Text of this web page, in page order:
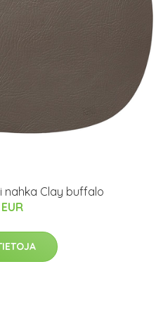
Clay buffalo